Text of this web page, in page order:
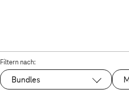
Filtern nach:
Ausgewählt:
Bundles